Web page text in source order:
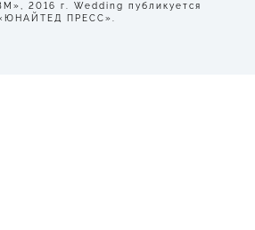
2016 г. Wedding публикуется
ПРЕСС».